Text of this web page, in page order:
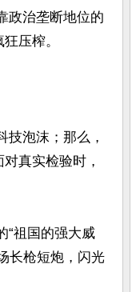
政治垄断地位的
压榨。
泡沫；那么，
真实检验时，
祖国的强大威
长枪短炮，闪光